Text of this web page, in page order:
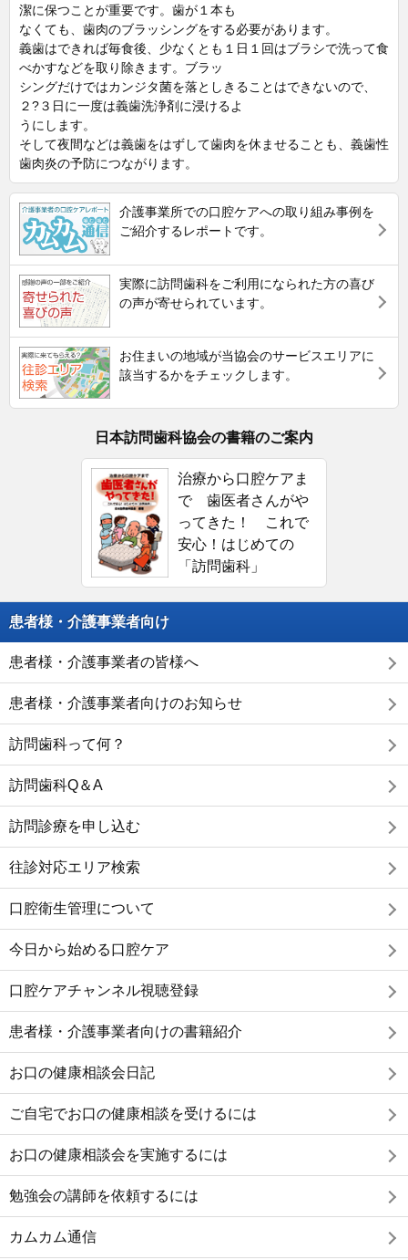
潔に保つことが重要です。歯が１本も
なくても、歯肉のブラッシングをする必要があります。
義歯はできれば毎食後、少なくとも１日１回はブラシで洗って食
べかすなどを取り除きます。ブラッ
シングだけではカンジタ菌を落としきることはできないので、
２?３日に一度は義歯洗浄剤に浸けるよ
うにします。
そして夜間などは義歯をはずして歯肉を休ませることも、義歯性
歯肉炎の予防につながります。
介護事業所での口腔ケアへの取り組み事例を
ご紹介するレポートです。
実際に訪問歯科をご利用になられた方の喜び
の声が寄せられています。
お住まいの地域が当協会のサービスエリアに
該当するかをチェックします。
日本訪問歯科協会の書籍のご案内
治療から口腔ケアま
で 歯医者さんがや
ってきた！ これで
安心！はじめての
「訪問歯科」
患者様・介護事業者向け
患者様・介護事業者の皆様へ
患者様・介護事業者向けのお知らせ
訪問歯科って何？
訪問歯科Q＆A
訪問診療を申し込む
往診対応エリア検索
口腔衛生管理について
今日から始める口腔ケア
口腔ケアチャンネル視聴登録
患者様・介護事業者向けの書籍紹介
お口の健康相談会日記
ご自宅でお口の健康相談を受けるには
お口の健康相談会を実施するには
勉強会の講師を依頼するには
カムカム通信